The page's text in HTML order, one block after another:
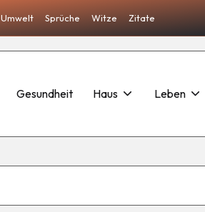
Umwelt Sprüche Witze Zitate
Gesundheit Haus Leben